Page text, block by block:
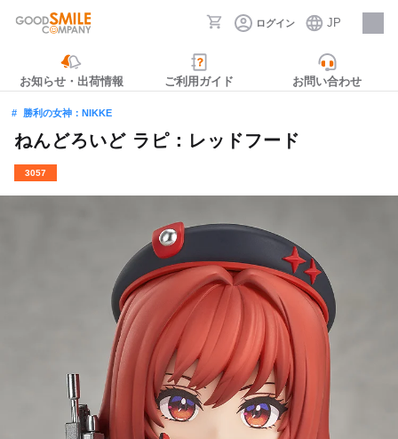
ログイン JP
採用情報
お知らせ・出荷情報 ご利用ガイド お問い合わせ
勝利の女神：NIKKE
ねんどろいど ラピ：レッドフード
3057